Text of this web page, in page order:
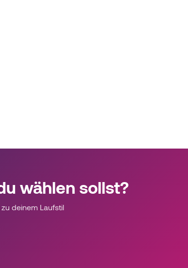
wählen sollst?
deinem Laufstil